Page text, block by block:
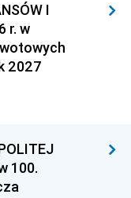
I
r. w
2027
100.